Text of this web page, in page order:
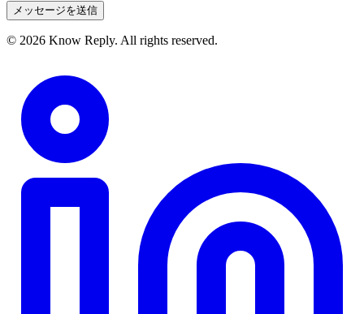
メッセージを送信
© 2026 Know Reply. All rights reserved.